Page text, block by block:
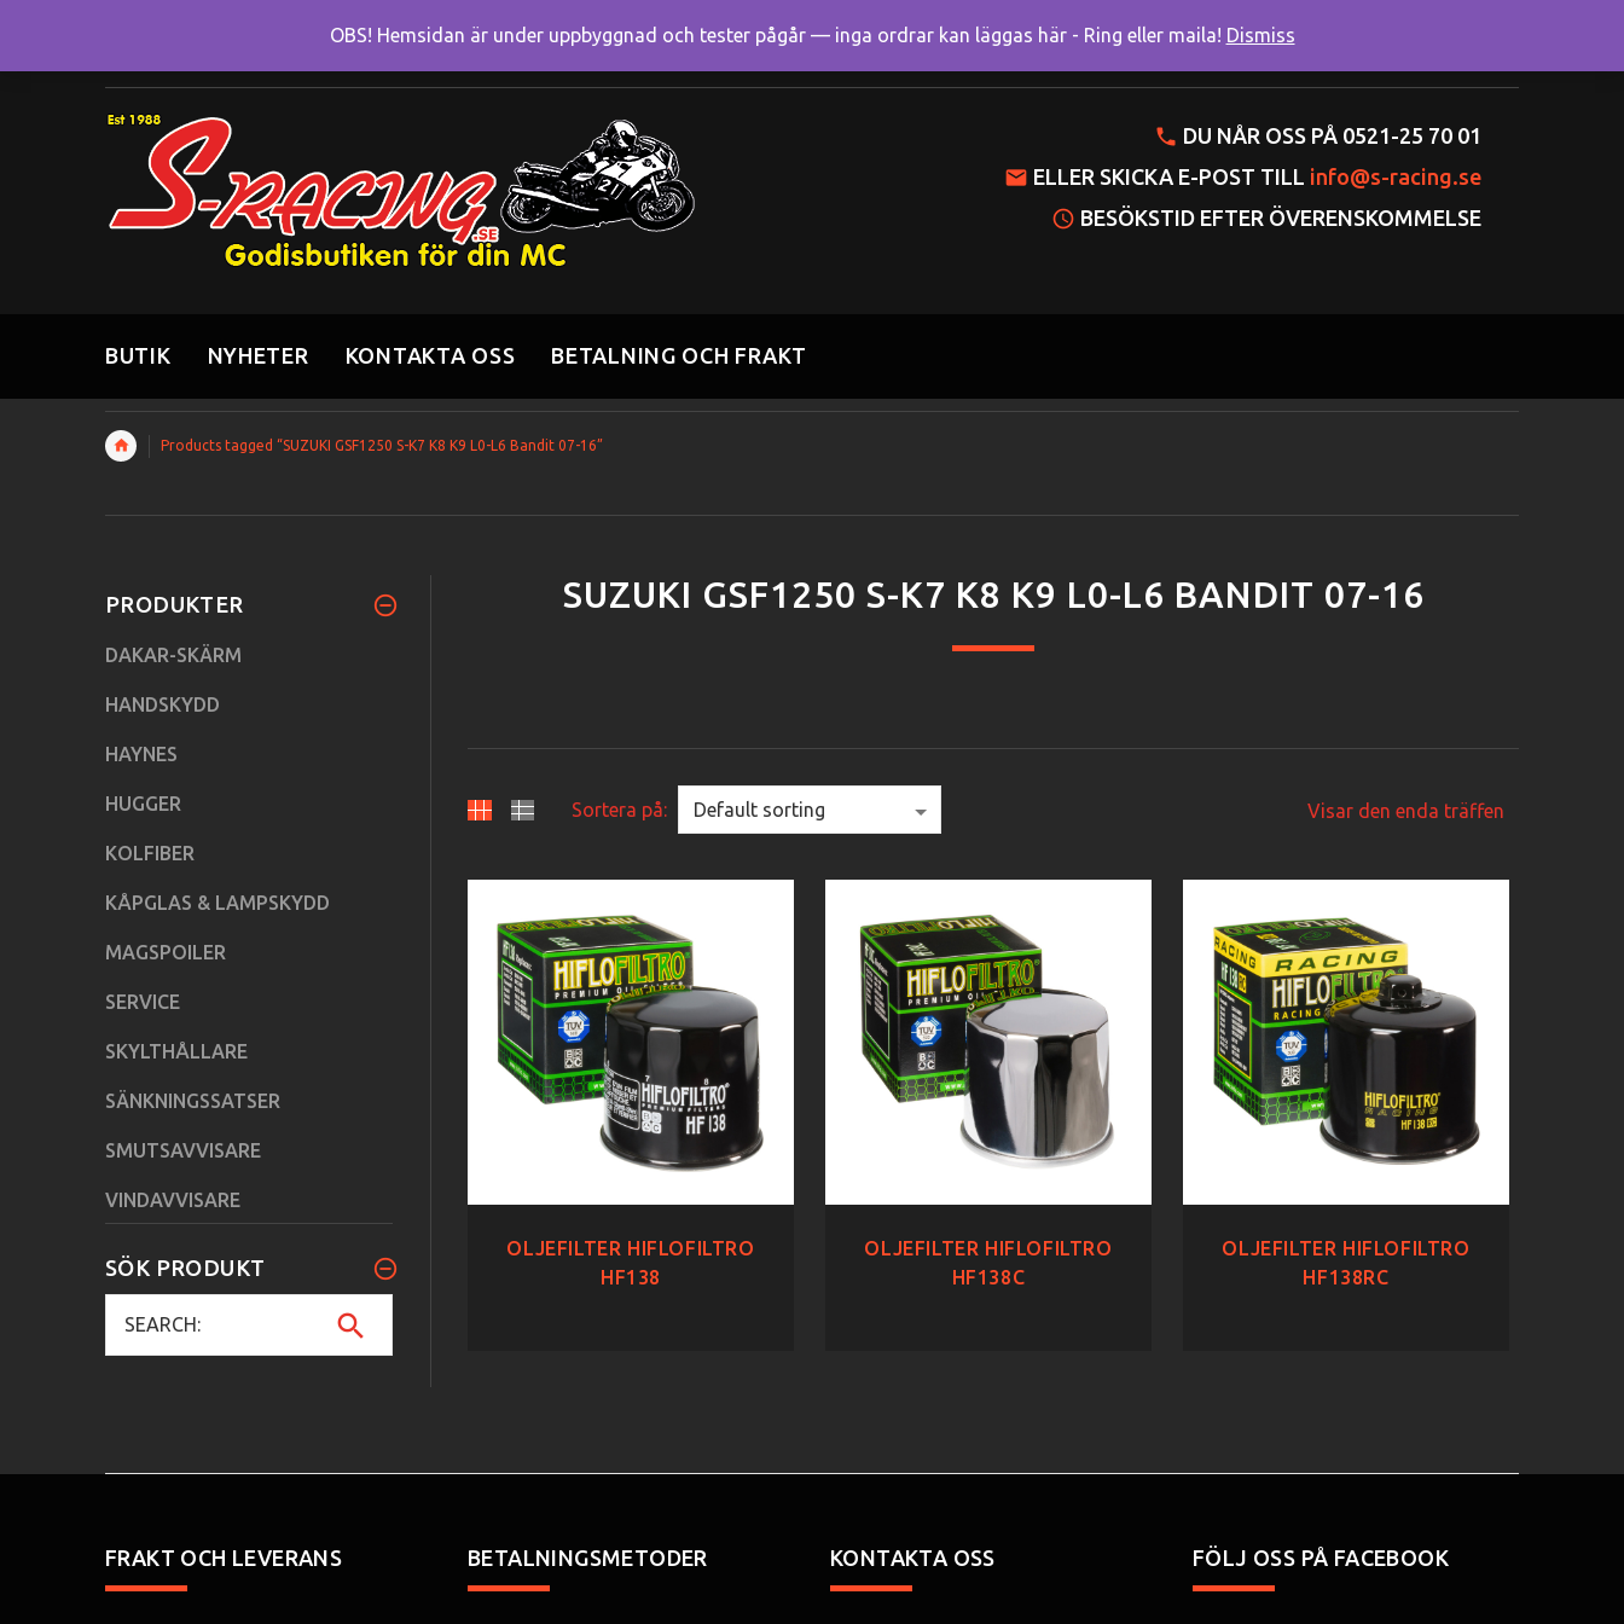
Mitt konto Varukorgen
DU NÅR OSS PÅ 0521-25 70 01
ELLER SKICKA E-POST TILL info@s-racing.se
BESÖKSTID EFTER ÖVERENSKOMMELSE
BUTIK NYHETER KONTAKTA OSS BETALNING OCH FRAKT
Products tagged “SUZUKI GSF1250 S-K7 K8 K9 L0-L6 Bandit 07-16”
PRODUKTER
DAKAR-SKÄRM
HANDSKYDD
HAYNES
HUGGER
KOLFIBER
KÅPGLAS & LAMPSKYDD
MAGSPOILER
SERVICE
SKYLTHÅLLARE
SÄNKNINGSSATSER
SMUTSAVVISARE
VINDAVVISARE
SÖK PRODUKT
SUZUKI GSF1250 S-K7 K8 K9 L0-L6 BANDIT 07-16
Sortera på: Visar den enda träffen
OLJEFILTER HIFLOFILTRO
HF138
OLJEFILTER HIFLOFILTRO
HF138C
OLJEFILTER HIFLOFILTRO
HF138RC
FRAKT OCH LEVERANS BETALNINGSMETODER KONTAKTA OSS FÖLJ OSS PÅ FACEBOOK
OBS! Hemsidan är under uppbyggnad och tester pågår — inga ordrar kan läggas här - Ring eller maila! Dismiss